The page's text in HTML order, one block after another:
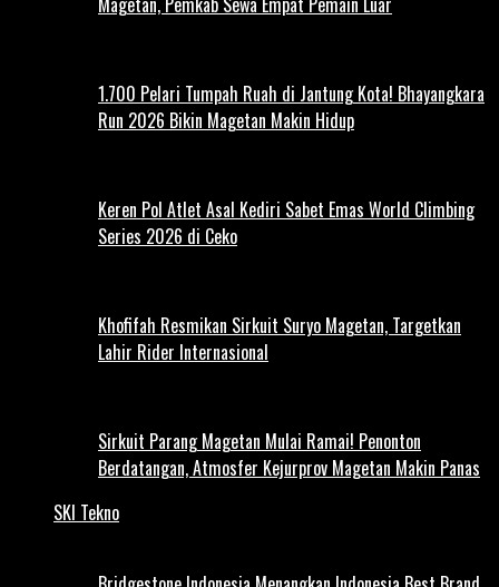
1.700 Pelari Tumpah Ruah di Jantung Kota! Bhayangkara
Run 2026 Bikin Magetan Makin Hidup
Keren Pol Atlet Asal Kediri Sabet Emas World Climbing
Series 2026 di Ceko
Khofifah Resmikan Sirkuit Suryo Magetan, Targetkan
Lahir Rider Internasional
Sirkuit Parang Magetan Mulai Ramai! Penonton
Berdatangan, Atmosfer Kejurprov Magetan Makin Panas
SKI Tekno